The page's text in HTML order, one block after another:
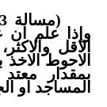
وإذا علم ان
الاقل
الاحوط
بمقدار
المساجد او